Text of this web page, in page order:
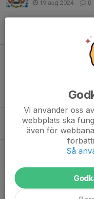
19 aug 2024 0
Köp din jord på
24 mar 2024 0
Årsmöte och lite
14 jan 2024 0
Uppesäläkväll
Årsfest i Starby
Vi använder oss
webbplats ska
även för
Så